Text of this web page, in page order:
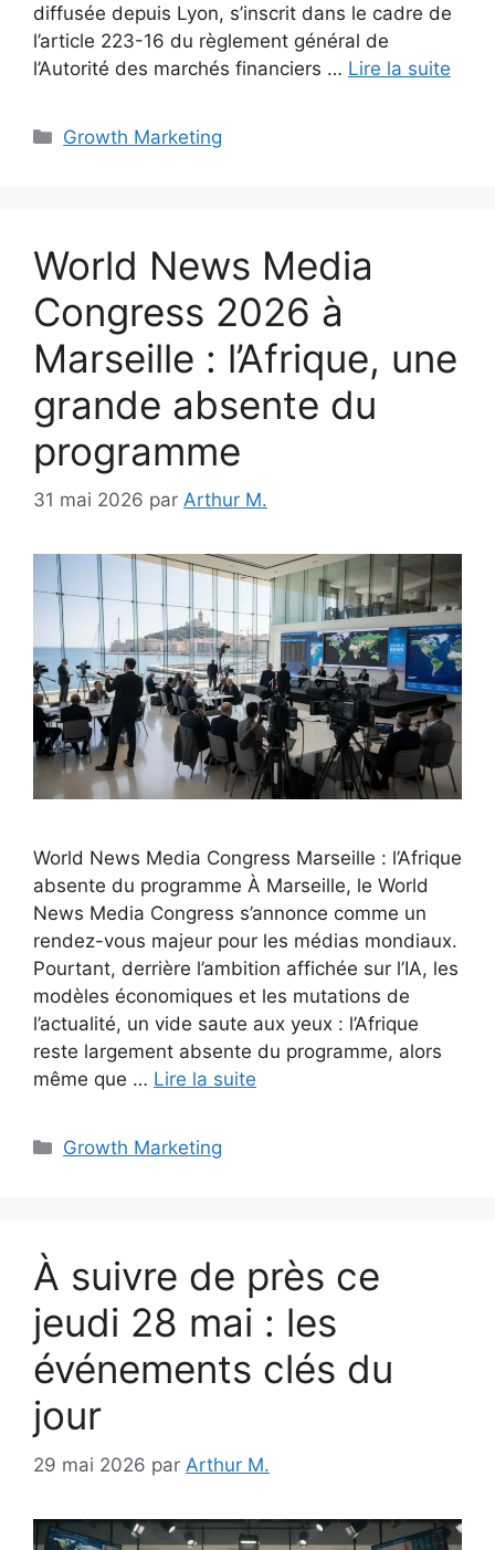
diffusée depuis Lyon, s’inscrit dans le cadre de
l’article 223-16 du règlement général de
l’Autorité des marchés financiers … Lire la suite
Catégories
Growth Marketing
World News Media
Congress 2026 à
Marseille : l’Afrique, une
grande absente du
programme
31 mai 2026 par Arthur M.
World News Media Congress Marseille : l’Afrique
absente du programme À Marseille, le World
News Media Congress s’annonce comme un
rendez-vous majeur pour les médias mondiaux.
Pourtant, derrière l’ambition affichée sur l’IA, les
modèles économiques et les mutations de
l’actualité, un vide saute aux yeux : l’Afrique
reste largement absente du programme, alors
même que … Lire la suite
Catégories
Growth Marketing
À suivre de près ce
jeudi 28 mai : les
événements clés du
jour
29 mai 2026 par Arthur M.